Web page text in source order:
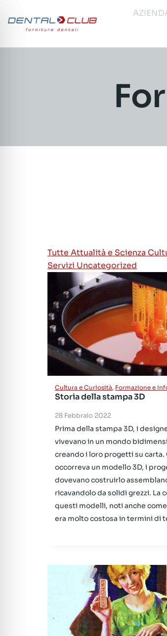
contenuto
Tutte Attualità e Scienza
Servizi Uncategorized
Cultura e Curiosità, Formazione e
Storia della stampa 3D
28 Febbraio 2022
Prima della stampa 3D, i
vivevano in un mondo
creando i loro progetti su carta.
occorreva un modello 3D, i
dovevano costruirlo
ricavandolo da solidi grezzi. La
questi modelli, noti anche
era molto costosa in termini di